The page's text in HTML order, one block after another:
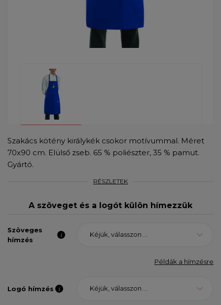
Szakács kötény királykék csokor motívummal. Méret
70x90 cm. Elülső zseb. 65 % poliészter, 35 % pamut.
Gyártó.
RÉSZLETEK
A szöveget és a logót külön hímezzük
Szöveges
hímzés
Kéjük, válasszon ...
Példák a hímzésre
Logó hímzés Kéjük, válasszon ...